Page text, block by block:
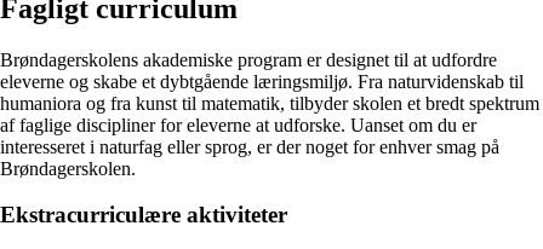
Fagligt curriculum
Brøndagerskolens akademiske program er designet til at udfordre
eleverne og skabe et dybtgående læringsmiljø. Fra naturvidenskab til
humaniora og fra kunst til matematik, tilbyder skolen et bredt spektrum
af faglige discipliner for eleverne at udforske. Uanset om du er
interesseret i naturfag eller sprog, er der noget for enhver smag på
Brøndagerskolen.
Ekstracurriculære aktiviteter